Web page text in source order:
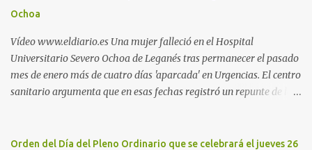
la Policía Local de Leganés de la calle Chile, 1, y junto al
cementerio de Butarque". Más información
Ochoa
Vídeo www.eldiario.es Una mujer falleció en el Hospital
Universitario Severo Ochoa de Leganés tras permanecer el pasado
mes de enero más de cuatro días 'aparcada' en Urgencias. El centro
sanitario argumenta que en esas fechas registró un repunte de las
arritmia y agravamiento de su dolencia por culpa de un resfriado.
Orden del Día del Pleno Ordinario que se celebrará el jueves 26